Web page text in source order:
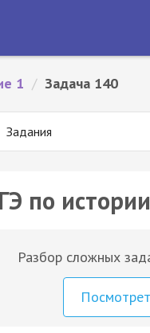
1 / Задача 140
Задания
по
Разбор сложных